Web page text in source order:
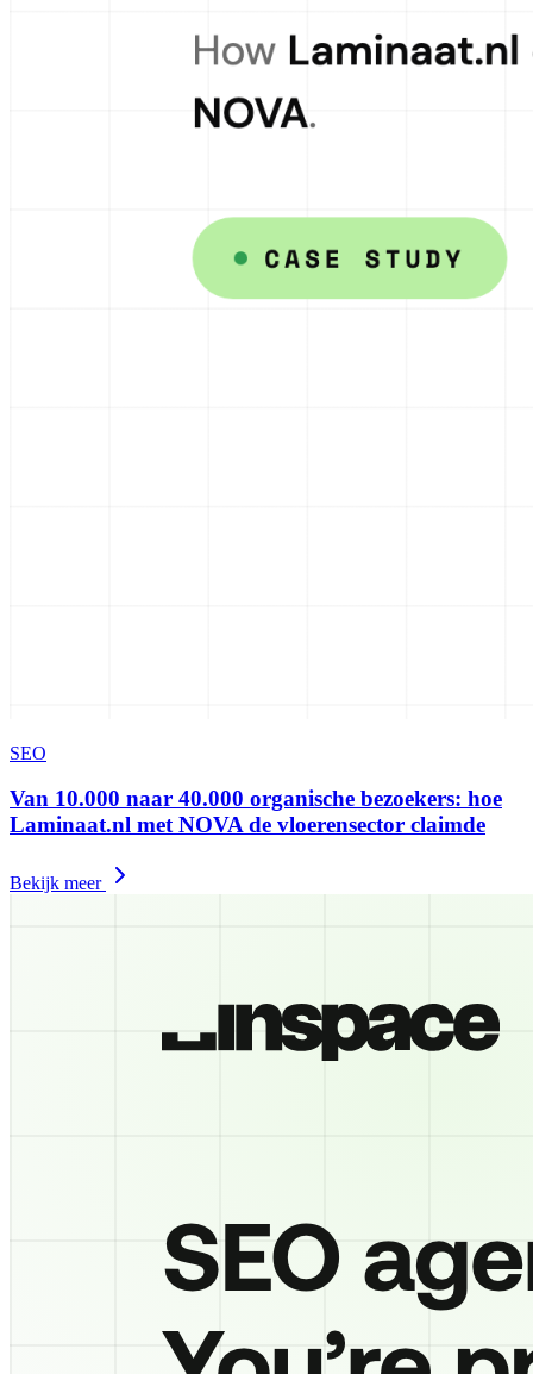
SEO
Van 10.000 naar 40.000 organische bezoekers: hoe
Laminaat.nl met NOVA de vloerensector claimde
Bekijk meer